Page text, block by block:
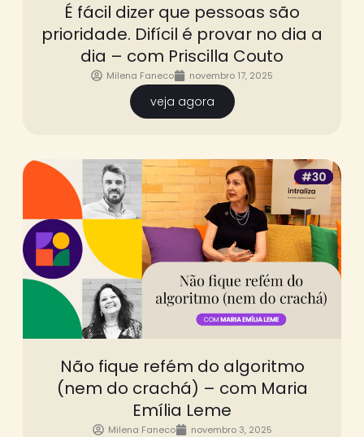
É fácil dizer que pessoas são
prioridade. Difícil é provar no dia a
dia – com Priscilla Couto
Milena Faneco novembro 17, 2025
veja agora
Não fique refém do algoritmo
(nem do crachá) – com Maria
Emília Leme
Milena Faneco novembro 3, 2025